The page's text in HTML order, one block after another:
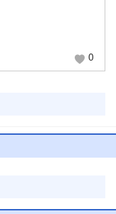
0